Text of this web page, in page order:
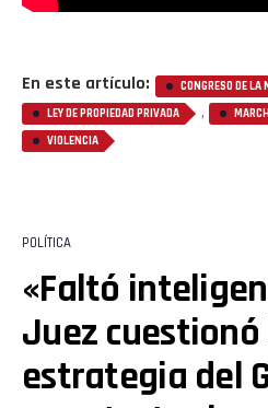
En este artículo: CONGRESO DE LA
LEY DE PROPIEDAD PRIVADA ,
VIOLENCIA
POLÍTICA
«Faltó
Juez cuestionó
estrategia del